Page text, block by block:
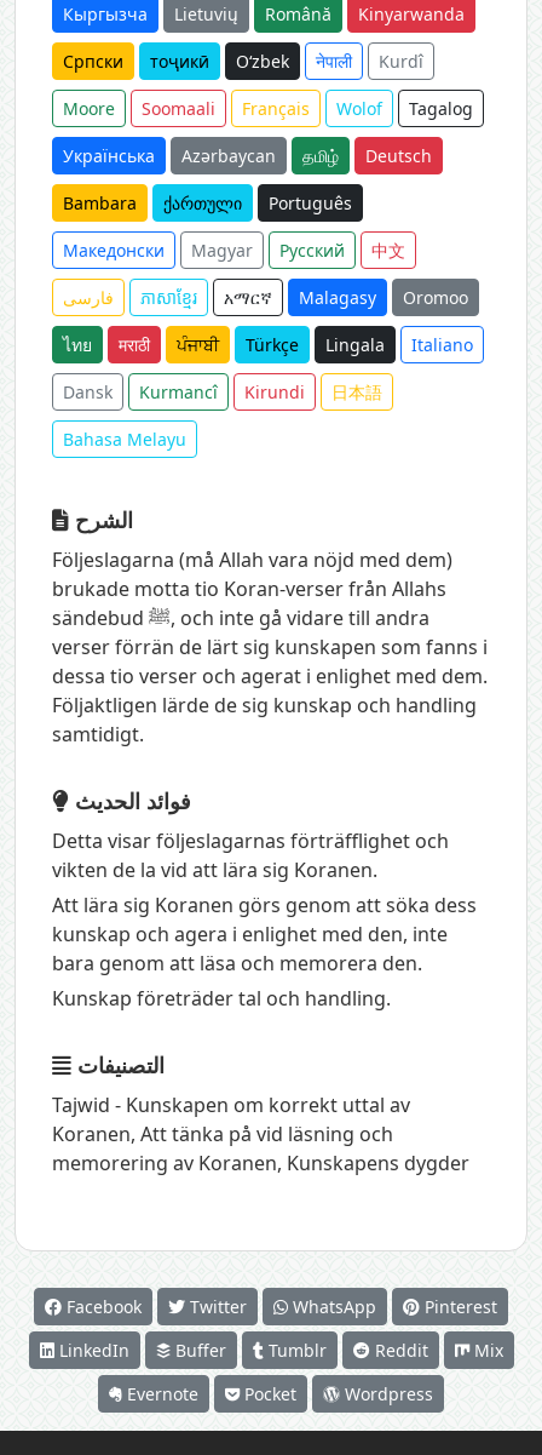
Кыргызча Lietuvių Română Kinyarwanda
Српски тоҷикӣ O‘zbek नेपाली Kurdî
Moore Soomaali Français Wolof Tagalog
Українська Azərbaycan தமிழ் Deutsch
Bambara ქართული Português
Македонски Magyar Русский 中文
فارسی ភាសាខ្មែរ አማርኛ Malagasy Oromoo
ไทย मराठी ਪੰਜਾਬੀ Türkçe Lingala Italiano
Dansk Kurmancî Kirundi 日本語
Bahasa Melayu
الشرح
Följeslagarna (må Allah vara nöjd med dem)
brukade motta tio Koran-verser från Allahs
sändebud ﷺ, och inte gå vidare till andra
verser förrän de lärt sig kunskapen som fanns i
dessa tio verser och agerat i enlighet med dem.
Följaktligen lärde de sig kunskap och handling
samtidigt.
فوائد الحديث
Detta visar följeslagarnas förträfflighet och
vikten de la vid att lära sig Koranen.
Att lära sig Koranen görs genom att söka dess
kunskap och agera i enlighet med den, inte
bara genom att läsa och memorera den.
Kunskap företräder tal och handling.
التصنيفات
Tajwid - Kunskapen om korrekt uttal av
Koranen, Att tänka på vid läsning och
memorering av Koranen, Kunskapens dygder
Facebook Twitter WhatsApp
Pinterest
LinkedIn
Buffer Tumblr Reddit
Mix
Evernote
Pocket Wordpress